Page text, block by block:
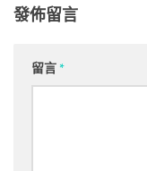
發佈留言
留言*